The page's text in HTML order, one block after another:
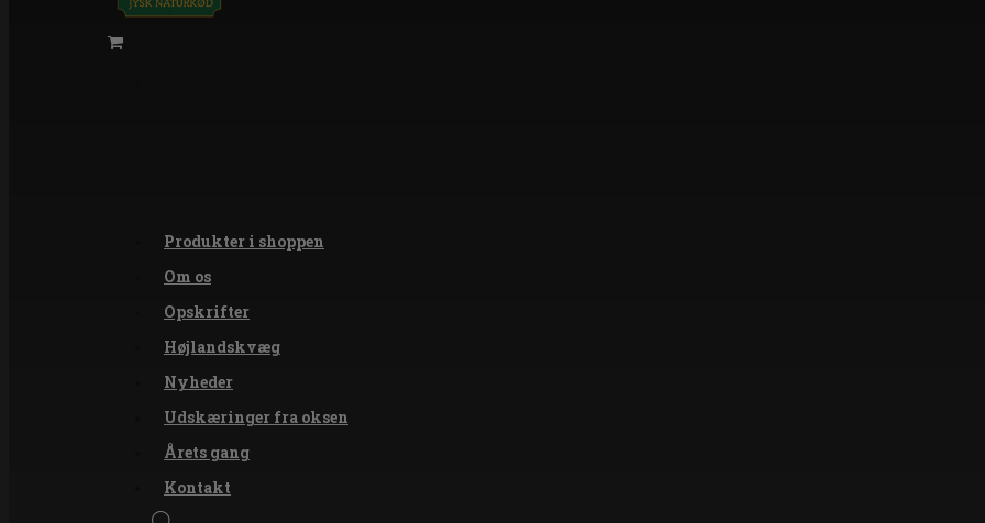
Produkter i shoppen
Om os
Opskrifter
Højlandskvæg
Nyheder
Udskæringer fra oksen
Årets gang
Kontakt